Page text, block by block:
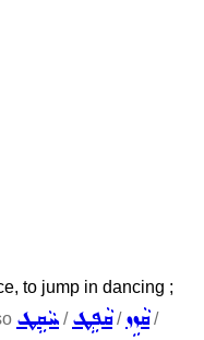
to jump in dancing ;
ܚܵܩܹܛ /ܩܵܦܹܛ/ܩܵܙܹܙ/